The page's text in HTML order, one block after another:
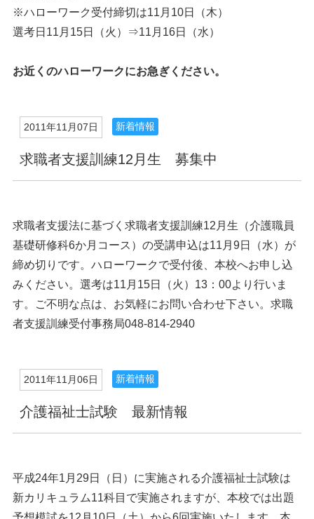
※ハローワーク受付締切は11月10日（木）
選考日11月15日（火）⇒11月16日（水）
お近くのハローワークにお急ぎください。
2011年11月07日 新着情報
求職者支援訓練12月生 募集中
求職者支援法に基づく求職者支援訓練12月生（介護職員
基礎研修科6か月コース）の受講申込は11月9日（水）が
締め切りです。ハローワークで受付後、本校へお申し込
みください。選考は11月15日（火）13：00より行いま
す。ご不明な点は、お気軽にお問い合わせ下さい。求職
者支援訓練受付事務局048-814-2940
2011年11月06日 新着情報
介護福祉士試験 最新情報
平成24年1月29日（日）に実施される介護福祉士試験は
新カリキュラム11科目で実施されますが、本校では出題